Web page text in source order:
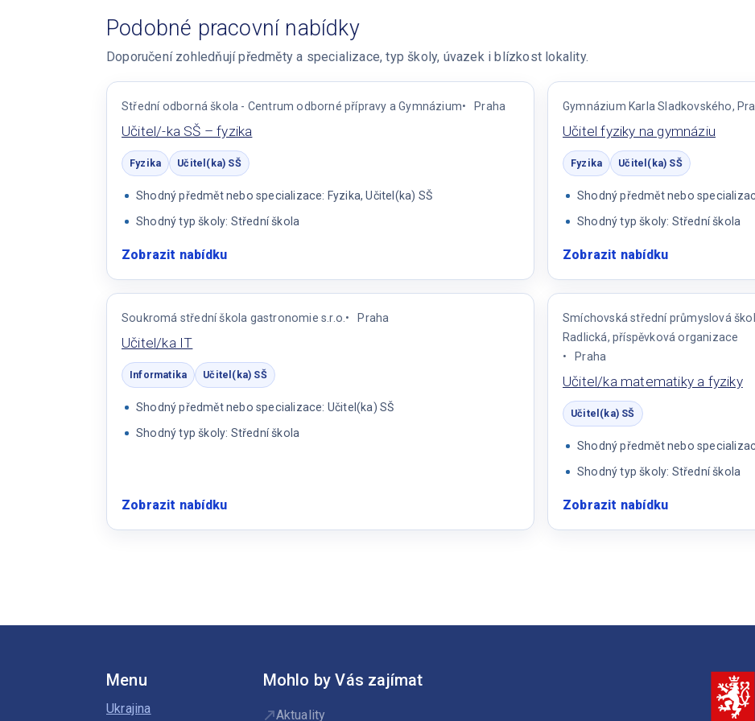
Podobné pracovní nabídky
Doporučení zohledňují předměty a specializace, typ školy, úvazek i blízkost lokality.
Střední odborná škola - Centrum odborné přípravy a Gymnázium Praha
Učitel/-ka SŠ – fyzika
Fyzika Učitel(ka) SŠ
Shodný předmět nebo specializace: Fyzika, Učitel(ka) SŠ
Shodný typ školy: Střední škola
Zobrazit nabídku:
ka
SŠ
Gymnázium Karla Sladkovského,
Učitel fyziky na gymnáziu
Fyzika Učitel(ka) SŠ
Shodný předmět nebo
Shodný typ školy: Střední škola
Zobrazit nabídku:
fyziky
na
gymnáziu
Soukromá střední škola gastronomie s.r.o. Praha
Učitel/ka IT
Informatika Učitel(ka) SŠ
Shodný předmět nebo specializace: Učitel(ka) SŠ
Shodný typ školy: Střední škola
Zobrazit nabídku:
Smíchovská střední průmyslová
Radlická, příspěvková organizace
Praha
Učitel/ka matematiky a fyziky
Učitel(ka) SŠ
Shodný předmět nebo
Shodný typ školy: Střední škola
Zobrazit nabídku:
Menu
Ukrajina
Mohlo by Vás zajímat
Aktuality